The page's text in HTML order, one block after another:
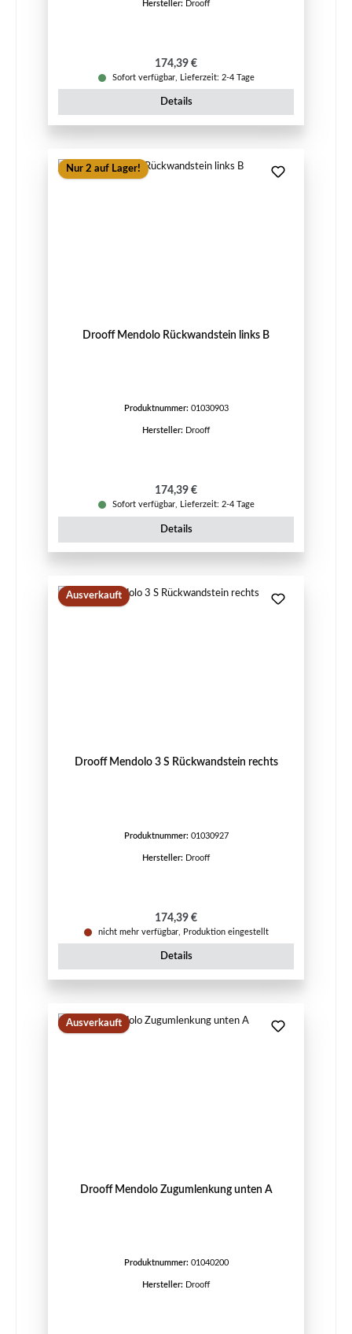
Hersteller: Drooff
Regulärer Preis:
174,39 €
Sofort verfügbar, Lieferzeit: 2-4 Tage
Details
Nur 2 auf Lager!
Drooff Mendolo Rückwandstein links B
Produktnummer: 01030903
Hersteller: Drooff
Regulärer Preis:
174,39 €
Sofort verfügbar, Lieferzeit: 2-4 Tage
Details
Ausverkauft
Drooff Mendolo 3 S Rückwandstein rechts
Produktnummer: 01030927
Hersteller: Drooff
Regulärer Preis:
174,39 €
nicht mehr verfügbar, Produktion eingestellt
Details
Ausverkauft
Drooff Mendolo Zugumlenkung unten A
Produktnummer: 01040200
Hersteller: Drooff